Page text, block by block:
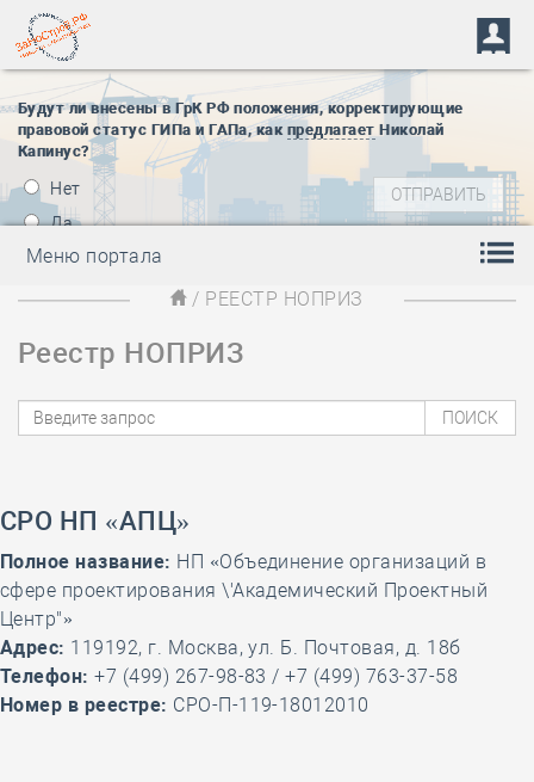
Будут ли внесены в ГрК РФ положения, корректирующие
правовой статус ГИПа и ГАПа, как предлагает Николай
Капинус?
Нет
Да
Меню портала
/ РЕЕСТР НОПРИЗ
Реестр НОПРИЗ
СРО НП «АПЦ»
Полное название: НП «Объединение организаций в
сфере проектирования \'Академический Проектный
Центр"»
Адрес: 119192, г. Москва, ул. Б. Почтовая, д. 18б
Телефон: +7 (499) 267-98-83 / +7 (499) 763-37-58
Номер в реестре: СРО-П-119-18012010